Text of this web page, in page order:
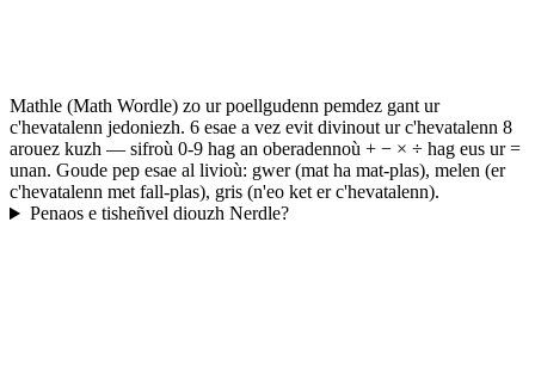
Mathle (Math Wordle) zo ur poellgudenn pemdez gant ur
c'hevatalenn jedoniezh. 6 esae a vez evit divinout ur c'hevatalenn 8
arouez kuzh — sifroù 0-9 hag an oberadennoù + − × ÷ hag eus ur =
unan. Goude pep esae al livioù: gwer (mat ha mat-plas), melen (er
c'hevatalenn met fall-plas), gris (n'eo ket er c'hevatalenn).
Penaos e tisheñvel diouzh Nerdle?